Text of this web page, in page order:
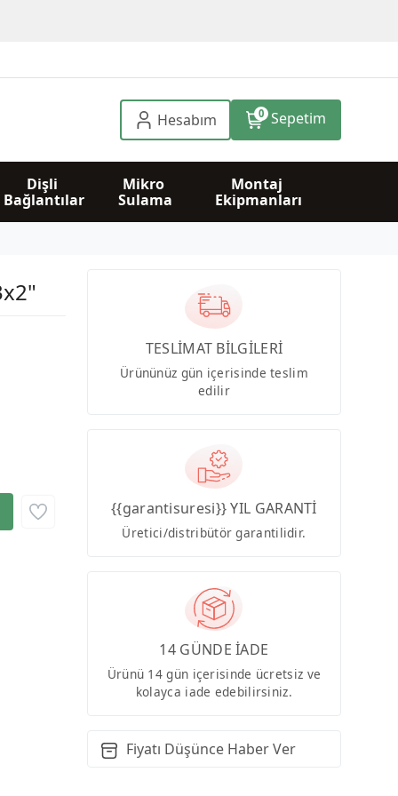
Hesabım 0 Sepetim
Dişli
Bağlantılar
Mikro
Sulama
Montaj
Ekipmanları
TESLİMAT BİLGİLERİ
Ürününüz gün içerisinde teslim
edilir
{{garantisuresi}} YIL GARANTİ
Üretici/distribütör garantilidir.
14 GÜNDE İADE
Ürünü 14 gün içerisinde ücretsiz ve
kolayca iade edebilirsiniz.
Fiyatı Düşünce Haber Ver